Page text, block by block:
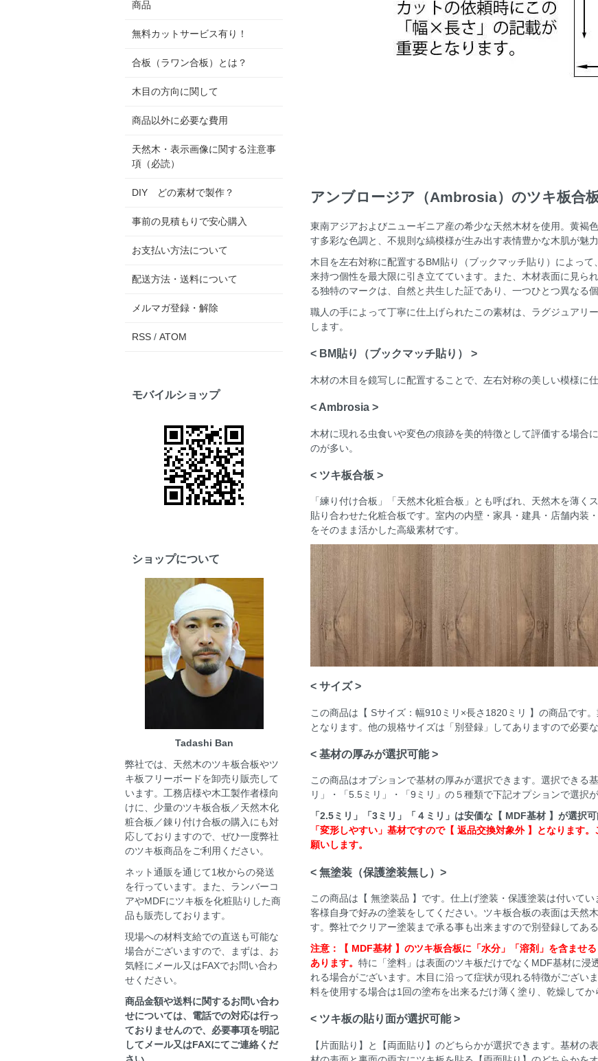
アンブロージア（Ambrosia）のツキ板合
東南アジアおよびニューギニア産の希少な天然木材を使用。黄褐
す多彩な色調と、不規則な縞模様が生み出す表情豊かな木肌が魅力
木目を左右対称に配置するBM貼り（ブックマッチ貼り）によっ
来持つ個性を最大限に引き立てています。また、木材表面に見ら
る独特のマークは、自然と共生した証であり、一つひとつ異なる
職人の手によって丁寧に仕上げられたこの素材は、ラグジュアリ
します。
< BM貼り（ブックマッチ貼り） >
木材の木目を鏡写しに配置することで、左右対称の美しい模様に仕
< Ambrosia >
木材に現れる虫食いや変色の痕跡を美的特徴として評価する場合
のが多い。
< ツキ板合板 >
「練り付け合板」「天然木化粧合板」とも呼ばれ、天然木を薄く
貼り合わせた化粧合板です。室内の内壁・家具・建具・店舗内装
をそのまま活かした高級素材です。
< サイズ >
この商品は【 Sサイズ：幅910ミリ×長さ1820ミリ 】の商品です
となります。他の規格サイズは「別登録」してありますので必要
< 基材の厚みが選択可能 >
この商品はオプションで基材の厚みが選択できます。選択できる
リ」・「5.5ミリ」・「9ミリ」の５種類で下記オプションで選択が
「2.5ミリ」「3ミリ」「４ミリ」は安価な【 MDF基材 】が選択可
「変形しやすい」基材ですので【 返品交換対象外 】となります
願いします。
< 無塗装（保護塗装無し）>
この商品は【 無塗装品 】です。仕上げ塗装・保護塗装は付いて
客様自身で好みの塗装をしてください。ツキ板合板の表面は天然
す。弊社でクリアー塗装まで承る事も出来ますので別登録してあ
注意：【 MDF基材 】のツキ板合板に「水分」「溶剤」を含ませ
あります。 特に「塗料」は表面のツキ板だけでなくMDF基材に浸
れる場合がございます。木目に沿って症状が現れる特徴がござい
料を使用する場合は1回の塗布を出来るだけ薄く塗り、乾燥してか
< ツキ板の貼り面が選択可能 >
【片面貼り】と【両面貼り】のどちらかが選択できます。基材の
商品
無料カットサービス有り！
合板（ラワン合板）とは？
木目の方向に関して
商品以外に必要な費用
天然木・表示画像に関する注意事
項（必読）
DIY どの素材で製作？
事前の見積もりで安心購入
お支払い方法について
配送方法・送料について
メルマガ登録・解除
RSS / ATOM
モバイルショップ
ショップについて
Tadashi Ban
弊社では、天然木のツキ板合板やツ
キ板フリーボードを卸売り販売して
います。工務店様や木工製作者様向
けに、少量のツキ板合板／天然木化
粧合板／錬り付け合板の購入にも対
応しておりますので、ぜひ一度弊社
のツキ板商品をご利用ください。
ネット通販を通じて1枚からの発送
を行っています。また、ランバーコ
アやMDFにツキ板を化粧貼りした商
品も販売しております。
現場への材料支給での直送も可能な
場合がございますので、まずは、お
気軽にメール又はFAXでお問い合わ
せください。
商品金額や送料に関するお問い合わ
せについては、電話での対応は行っ
ておりませんので、必要事項を明記
してメール又はFAXにてご連絡くだ